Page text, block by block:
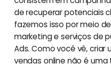
de recuperar potenciais
fazemos isso por meio
marketing e serviços de
Ads. Como você vê,
vendas online não é